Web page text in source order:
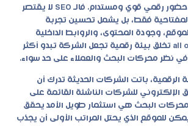
احترافية يضمن بناء حضور رقمي قوي ومستدام. فالـ SEO لا يقتصر
فقط، بل يشمل تحسين تجربة
وجودة المحتوى، والروابط الداخلية
والخارجية—all of which تخلق بيئة رقمية تجعل الشركة تبدو أكثر
نظر محركات البحث والعملاء على حد سواء.
الرقمية، باتت الشركات الحديثة تدرك أن
الإلكتروني للشركات الناشئة القائمة على
البحث هي استثمار طويل الأمد يحقق
للموقع الذي يحتل المراتب الأولى أن يجذب